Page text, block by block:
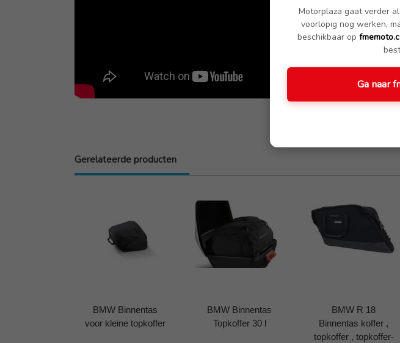
Gerelateerde producten
BMW Binnentas
voor kleine topkoffer
BMW Binnentas
Topkoffer 30 l
BMW R 18
Binnentas koffer ,
topkoffer , topkoffer-
Motorplaza gaat verder
voorlopig nog werken,
beschikbaar op
Ga naar